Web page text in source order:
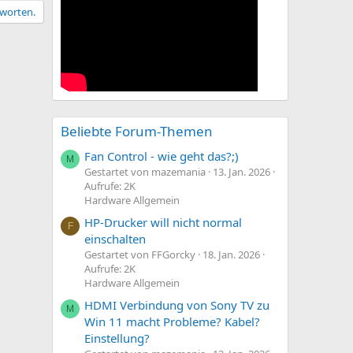
Beliebte Forum-Themen
M Fan Control - wie geht das?;)
Gestartet von mazemania 13. Jan. 2026
Aufrufe: 2K
Hardware Allgemein
F
HP-Drucker will nicht normal
einschalten
Gestartet von FFGorcky 18. Jan. 2026
Aufrufe: 2K
Hardware Allgemein
M
HDMI Verbindung von Sony TV zu
Win 11 macht Probleme? Kabel?
Einstellung?